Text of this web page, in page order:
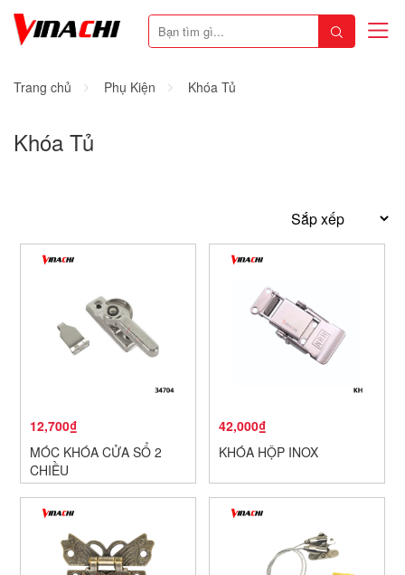
Trang chủ Phụ Kiện Khóa Tủ
Khóa Tủ
12,700₫
MÓC KHÓA CỬA SỔ 2
CHIỀU
42,000₫
KHÓA HỘP INOX